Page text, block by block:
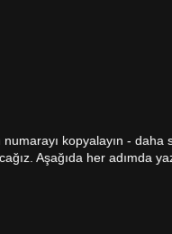
kopyalayın -
Aşağıda her adımda